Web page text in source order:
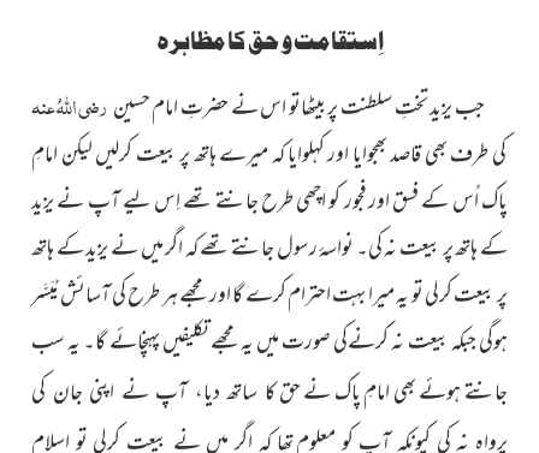
اِستقامت و حق کا مظاہرہ
جب یزید تختِ سلطنت پر بیٹھاتو اس نے حضرتِ امام حسینرضی اللہُ عنہ
کی طرف بھی قاصد بھجوایا اور کہلوایا کہ میرے ہاتھ پر بیعت کرلیں لیکن امامِ
پاک اُس کے فسق اور فجور کو اچھی طرح جانتے تھے اِس لیے آپ نے یزید
کے ہاتھ پر بیعت نہ کی۔ نواسۂ رسول جانتے تھے کہ اگر میں نے یزید کے ہاتھ
پر بیعت کرلی تو یہ میرا بہت احترام کرے گا اور مجھے ہر طرح کی آسائش مُیَسَّر
ہوگی جبکہ بیعت نہ کرنےکی صورت میں یہ مجھے تکلیفیں پہنچائے گا۔ یہ سب
جانتے ہوئے بھی امامِ پاک نے حقکا ساتھ دیا، آپ نے اپنی جان کی
پرواہ نہ کی کیونکہ آپ کو معلومتھا کہ اگر میں نے بیعت کرلی تو اسلام